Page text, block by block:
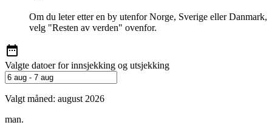
Om du leter etter en by utenfor Norge, Sverige eller Danmark,
velg "Resten av verden" ovenfor.
Valgte datoer for innsjekking og utsjekking
Valgt måned: august 2026
man.